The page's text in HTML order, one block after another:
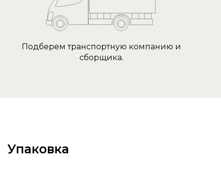
Подберем транспортную компанию и
сборщика.
Упаковка